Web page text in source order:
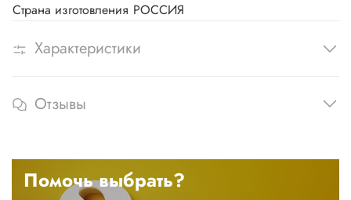
Страна изготовления РОССИЯ
Характеристики
Отзывы
Помочь выбрать?